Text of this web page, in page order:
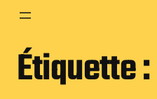
Étiquette :